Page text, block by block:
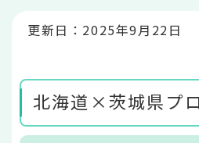
更新日：2025年9月22日
北海道×茨城県プ